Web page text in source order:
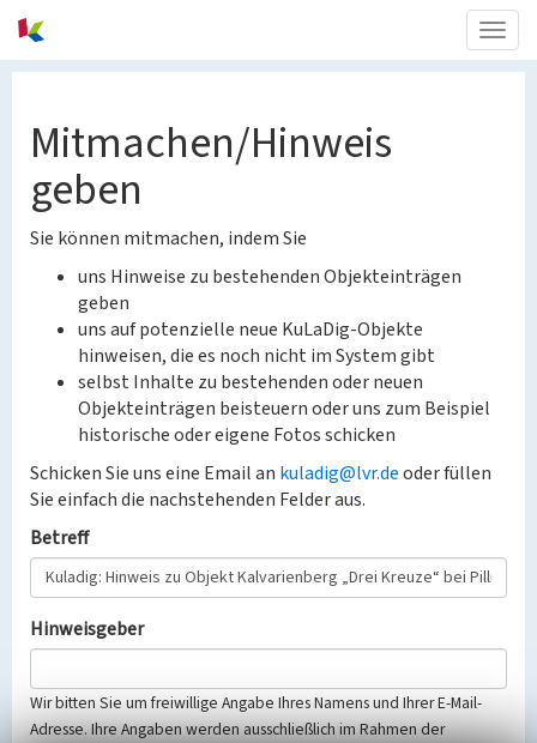
Mitmachen/Hinweis
geben
Sie können mitmachen, indem Sie
uns Hinweise zu bestehenden Objekteinträgen
geben
uns auf potenzielle neue KuLaDig-Objekte
hinweisen, die es noch nicht im System gibt
selbst Inhalte zu bestehenden oder neuen
Objekteinträgen beisteuern oder uns zum Beispiel
historische oder eigene Fotos schicken
Schicken Sie uns eine Email an kuladig@lvr.deoder füllen
Sie einfach die nachstehenden Felder aus.
Betreff
Hinweisgeber
Wir bitten Sie um freiwillige Angabe Ihres Namens und Ihrer E-Mail-
Adresse. Ihre Angaben werden ausschließlich im Rahmen der